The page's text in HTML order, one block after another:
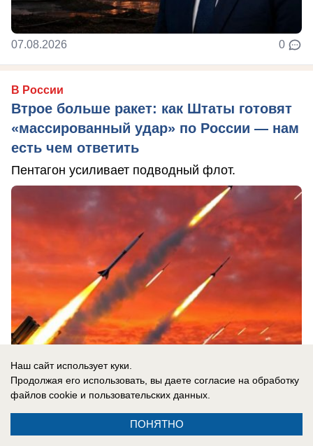
07.08.2026 0
В России
Втрое больше ракет: как Штаты готовят
«массированный удар» по России — нам
есть чем ответить
Пентагон усиливает подводный флот.
07.08.2026 0
Наш сайт использует куки.
Продолжая его использовать, вы даете согласие на обработку
файлов cookie и пользовательских данных.
ПОНЯТНО